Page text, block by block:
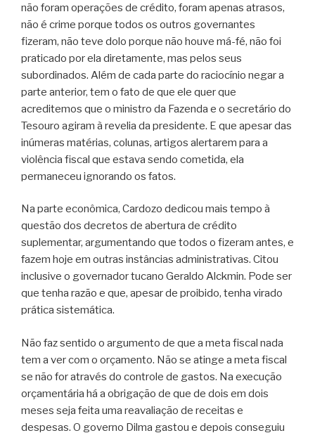
não foram operações de crédito, foram apenas atrasos,
não é crime porque todos os outros governantes
fizeram, não teve dolo porque não houve má-fé, não foi
praticado por ela diretamente, mas pelos seus
subordinados. Além de cada parte do raciocínio negar a
parte anterior, tem o fato de que ele quer que
acreditemos que o ministro da Fazenda e o secretário do
Tesouro agiram à revelia da presidente. E que apesar das
inúmeras matérias, colunas, artigos alertarem para a
violência fiscal que estava sendo cometida, ela
permaneceu ignorando os fatos.
Na parte econômica, Cardozo dedicou mais tempo à
questão dos decretos de abertura de crédito
suplementar, argumentando que todos o fizeram antes, e
fazem hoje em outras instâncias administrativas. Citou
inclusive o governador tucano Geraldo Alckmin. Pode ser
que tenha razão e que, apesar de proibido, tenha virado
prática sistemática.
Não faz sentido o argumento de que a meta fiscal nada
tem a ver com o orçamento. Não se atinge a meta fiscal
se não for através do controle de gastos. Na execução
orçamentária há a obrigação de que de dois em dois
meses seja feita uma reavaliação de receitas e
despesas. O governo Dilma gastou e depois conseguiu